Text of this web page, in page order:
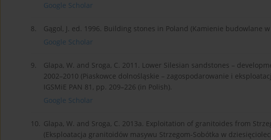
Google Scholar
8.
Gągol, J. ed. 1996. Building stones in Poland (Kamienie budowlane w
Google Scholar
9.
Glapa, W. and Sroga, C. 2011. Lower Silesian sandstones –
2002–2010 (Piaskowce dolnośląskie – zagospodarowanie i
IGSMiE PAN 81, pp. 209–226 (in Polish).
Google Scholar
10. Glapa, W. and Sroga, C. 2013a. Exploitation of granitoides from
(Eksploatacja granitoidów masywu Strzegom-Sobótka w